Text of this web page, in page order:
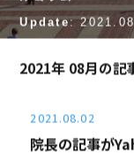
Update:
2021年 08月の記
2021.08.02
院長の記事が